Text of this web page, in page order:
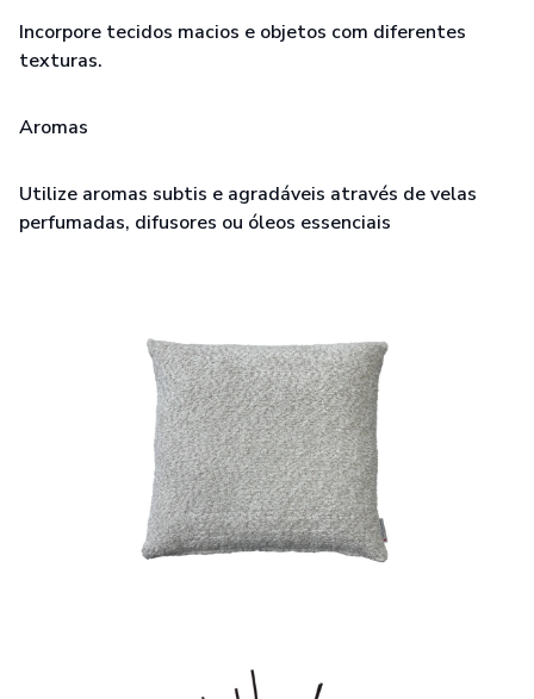
Incorpore tecidos macios e objetos com diferentes
texturas.
Aromas
Utilize aromas subtis e agradáveis através de velas
perfumadas, difusores ou óleos essenciais